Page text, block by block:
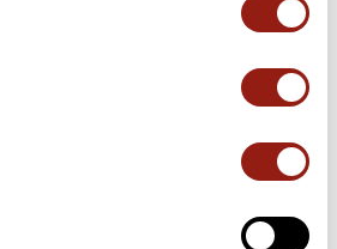
in bicicletta di 92,1 km vicino a Villard-
si snoda esclusivamente su strade.
questo percorso.